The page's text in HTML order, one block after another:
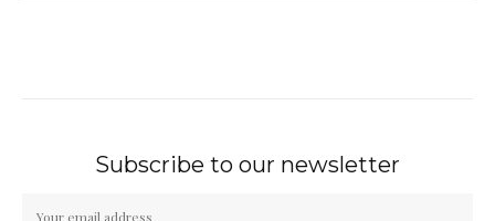
Subscribe to our newsletter